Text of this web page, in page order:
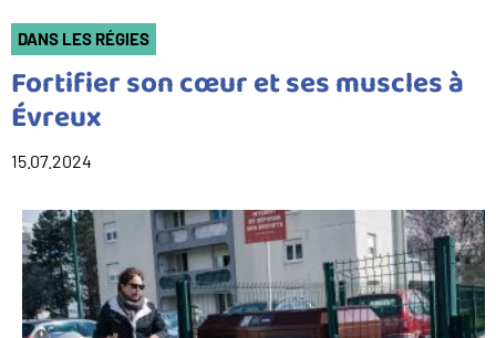
DANS LES RÉGIES
Fortifier son cœur et ses muscles à
Évreux
15.07.2024